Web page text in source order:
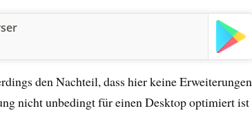
den Nachteil, dass hier keine Erweiterungen
nicht unbedingt für einen Desktop optimiert ist